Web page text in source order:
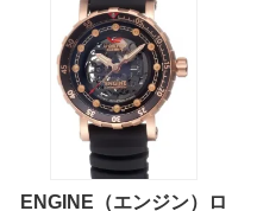
ENGINE（エンジン）ロ